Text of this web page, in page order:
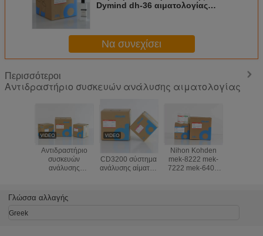
Dymind dh-36 αιματολογίας
Να συνεχίσει
Περισσότεροι
Αντιδραστήριο συσκευών ανάλυσης αιματολογίας
Αντιδραστήριο
συσκευών
ανάλυσης
για Genrui
KT6280 KT6200
CD3200 σύστημα
ανάλυσης αίματος
Nihon Kohden
mek-8222 mek-
7222 mek-6400
Γλώσσα αλλαγής
Greek